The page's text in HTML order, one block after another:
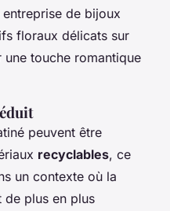
de bijoux
floraux délicats sur
touche romantique
peuvent être
recyclables, ce
un contexte où la
de plus en plus